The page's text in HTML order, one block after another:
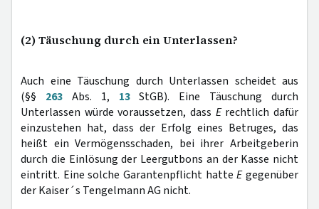
(2) Täuschung durch ein Unterlassen?
Auch eine Täuschung durch Unterlassen scheidet aus
(§§ 263Abs. 1, 13StGB). Eine Täuschung durch
Unterlassen würde voraussetzen, dass Erechtlich dafür
einzustehen hat, dass der Erfolg eines Betruges, das
heißt ein Vermögensschaden, bei ihrer Arbeitgeberin
durch die Einlösung der Leergutbons an der Kasse nicht
eintritt. Eine solche Garantenpflicht hatteEgegenüber
der Kaiser´s Tengelmann AG nicht.